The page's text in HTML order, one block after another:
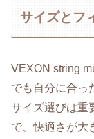
サイズとフ
VEXON string
でも自分に合っ
サイズ選びは重
で、快適さが大